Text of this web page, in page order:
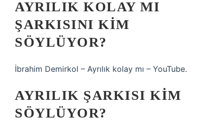
AYRILIK KOLAY MI
ŞARKISINI KIM
SÖYLÜYOR?
İbrahim Demirkol – Ayrılık kolay mı – YouTube.
AYRILIK ŞARKISI KIM
SÖYLÜYOR?